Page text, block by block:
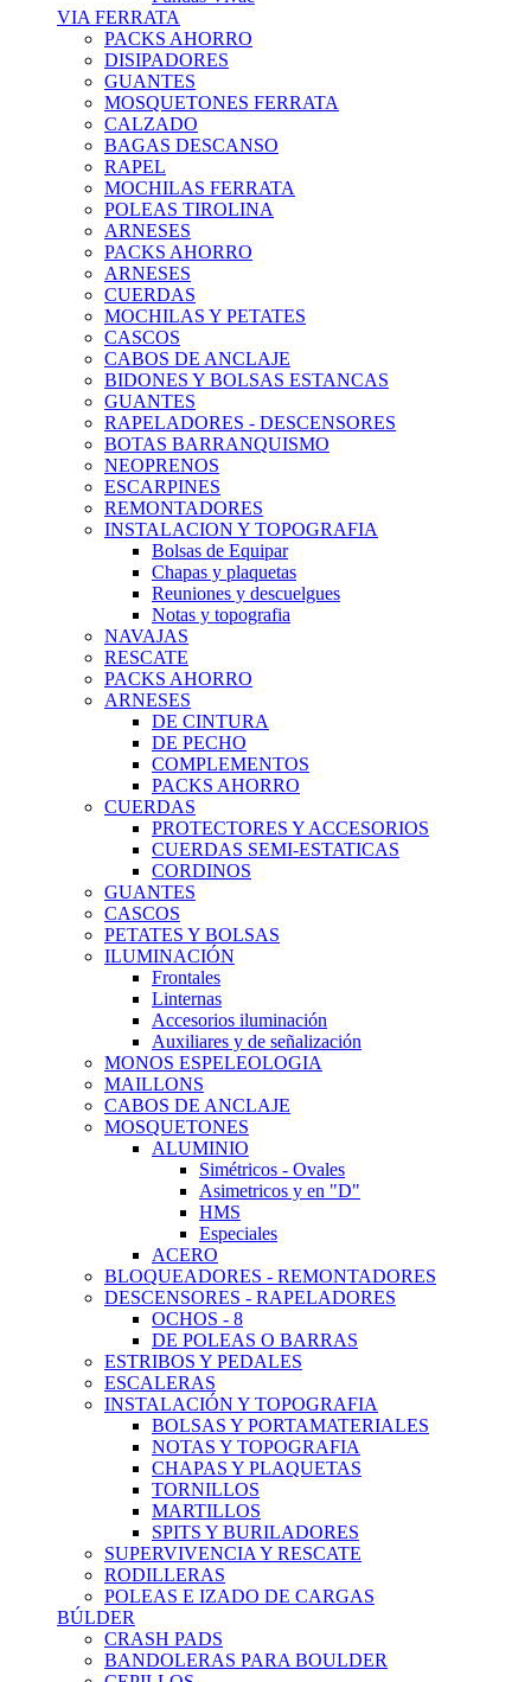
VIA FERRATA
PACKS AHORRO
DISIPADORES
GUANTES
MOSQUETONES FERRATA
CALZADO
BAGAS DESCANSO
RAPEL
MOCHILAS FERRATA
POLEAS TIROLINA
ARNESES
PACKS AHORRO
ARNESES
CUERDAS
MOCHILAS Y PETATES
CASCOS
CABOS DE ANCLAJE
BIDONES Y BOLSAS ESTANCAS
GUANTES
RAPELADORES - DESCENSORES
BOTAS BARRANQUISMO
NEOPRENOS
ESCARPINES
REMONTADORES
INSTALACION Y TOPOGRAFIA
Bolsas de Equipar
Chapas y plaquetas
Reuniones y descuelgues
Notas y topografia
NAVAJAS
RESCATE
PACKS AHORRO
ARNESES
DE CINTURA
DE PECHO
COMPLEMENTOS
PACKS AHORRO
CUERDAS
PROTECTORES Y ACCESORIOS
CUERDAS SEMI-ESTATICAS
CORDINOS
GUANTES
CASCOS
PETATES Y BOLSAS
ILUMINACIÓN
Frontales
Linternas
Accesorios iluminación
Auxiliares y de señalización
MONOS ESPELEOLOGIA
MAILLONS
CABOS DE ANCLAJE
MOSQUETONES
ALUMINIO
Simétricos - Ovales
Asimetricos y en "D"
HMS
Especiales
ACERO
BLOQUEADORES - REMONTADORES
DESCENSORES - RAPELADORES
OCHOS - 8
DE POLEAS O BARRAS
ESTRIBOS Y PEDALES
ESCALERAS
INSTALACIÓN Y TOPOGRAFIA
BOLSAS Y PORTAMATERIALES
NOTAS Y TOPOGRAFIA
CHAPAS Y PLAQUETAS
TORNILLOS
MARTILLOS
SPITS Y BURILADORES
SUPERVIVENCIA Y RESCATE
RODILLERAS
POLEAS E IZADO DE CARGAS
BÚLDER
CRASH PADS
BANDOLERAS PARA BOULDER